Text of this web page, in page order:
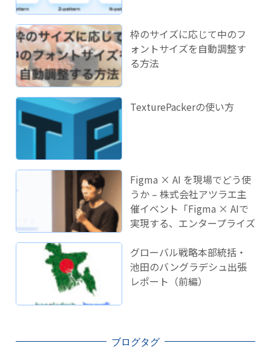
枠のサイズに応じて中のフ
ォントサイズを自動調整す
る方法
TexturePackerの使い方
Figma × AI を現場でどう使
うか – 株式会社アツラエ主
催イベント「Figma × AIで
実現する、エンタープライズ
ました！
グローバル戦略本部統括・
池田のバングラデシュ出張
レポート（前編）
ブログタグ